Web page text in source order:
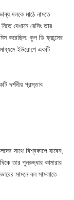
দলকে মাঠে নামতে
যেখানে রেসিং তার
করেছিল: কুপ ডি ফ্রান্সের
ইউরোপে একটি
দর্শনীয় প্রস্তাব
সাথে বিশ্বকাপে যাবেন,
তার পুনরুদ্ধার কামারার
সামনে বল সামলাতে